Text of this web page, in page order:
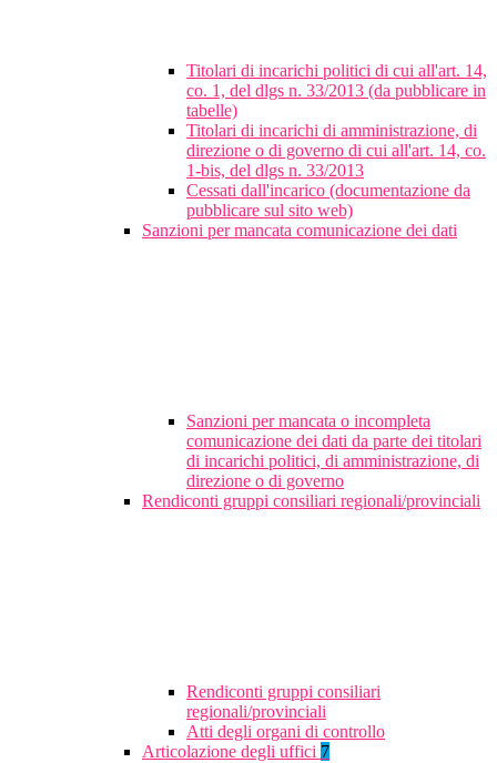
Titolari di incarichi politici di cui all'art. 14,
co. 1, del dlgs n. 33/2013 (da pubblicare in
tabelle)
Titolari di incarichi di amministrazione, di
direzione o di governo di cui all'art. 14, co.
1-bis, del dlgs n. 33/2013
Cessati dall'incarico (documentazione da
pubblicare sul sito web)
Sanzioni per mancata comunicazione dei dati
Sanzioni per mancata o incompleta
comunicazione dei dati da parte dei titolari
di incarichi politici, di amministrazione, di
direzione o di governo
Rendiconti gruppi consiliari regionali/provinciali
Rendiconti gruppi consiliari
regionali/provinciali
Atti degli organi di controllo
Articolazione degli uffici 7